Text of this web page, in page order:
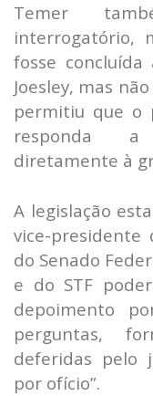
Temer
interrogatório,
fosse
Joesley, mas
permitiu que o
responda a
diretamente à
A legislação
vice-presidente
do Senado
e do STF
depoimento
perguntas,
deferidas pelo
por ofício”.